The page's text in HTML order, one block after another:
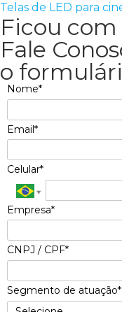
Telas de LED para
Ficou
Fale
o
Nome*
Email*
Celular*
Empresa*
CNPJ / CPF*
Segmento de atuação*